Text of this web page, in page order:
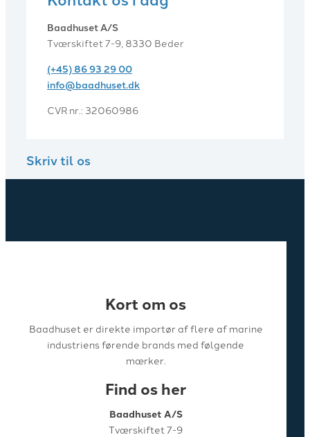
Baadhuset A/S
Tværskiftet 7-9, 8330 Beder
(+45) 86 93 29 00
info@baadhuset.dk​
CVR nr.: 32060986
Skriv til os
Kort om os
Baadhuset er direkte importør af flere af marine
industriens førende brands med følgende
mærker.
Find os her
Baadhuset A/S
Tværskiftet 7-9